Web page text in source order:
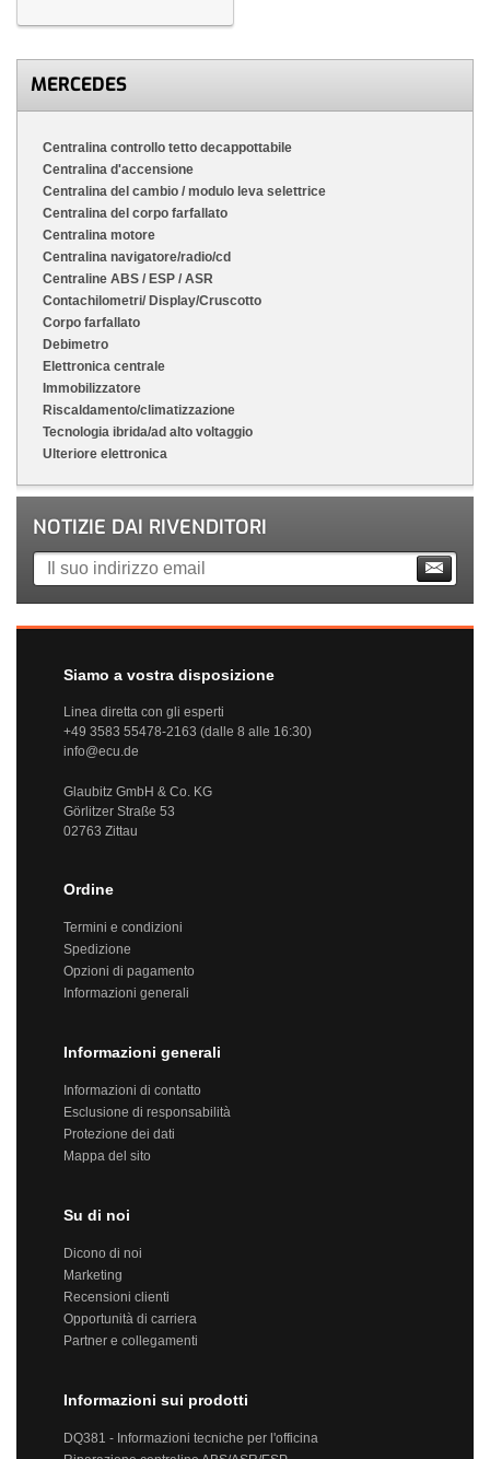
MERCEDES
Centralina controllo tetto decappottabile
Centralina d'accensione
Centralina del cambio / modulo leva selettrice
Centralina del corpo farfallato
Centralina motore
Centralina navigatore/radio/cd
Centraline ABS / ESP / ASR
Contachilometri/ Display/Cruscotto
Corpo farfallato
Debimetro
Elettronica centrale
Immobilizzatore
Riscaldamento/climatizzazione
Tecnologia ibrida/ad alto voltaggio
Ulteriore elettronica
NOTIZIE DAI RIVENDITORI
Siamo a vostra disposizione
Linea diretta con gli esperti
+49 3583 55478-2163 (dalle 8 alle 16:30)
info@ecu.de
Glaubitz GmbH & Co. KG
Görlitzer Straße 53
02763 Zittau
Ordine
Termini e condizioni
Spedizione
Opzioni di pagamento
Informazioni generali
Informazioni generali
Informazioni di contatto
Esclusione di responsabilità
Protezione dei dati
Mappa del sito
Su di noi
Dicono di noi
Marketing
Recensioni clienti
Opportunità di carriera
Partner e collegamenti
Informazioni sui prodotti
DQ381 - Informazioni tecniche per l'officina